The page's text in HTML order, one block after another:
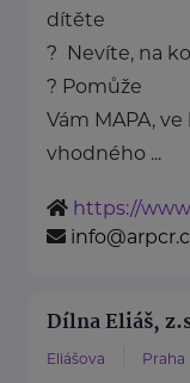
dítěte
? Nevíte, na
? Pomůže
Vám MAPA,
vhodného ...
https://
Dílna Eliáš,
Eliášova Praha